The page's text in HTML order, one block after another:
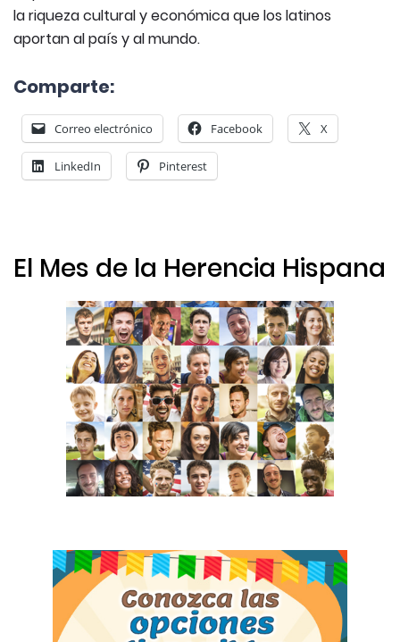
la riqueza cultural y económica que los latinos
aportan al país y al mundo.
Comparte:
Correo electrónico Facebook X
LinkedIn Pinterest
El Mes de la Herencia Hispana